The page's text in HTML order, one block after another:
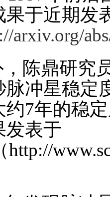
果于近期发
arxiv.org/
，陈鼎研究
脉冲星稳定
约7年的稳
发表于
（http://